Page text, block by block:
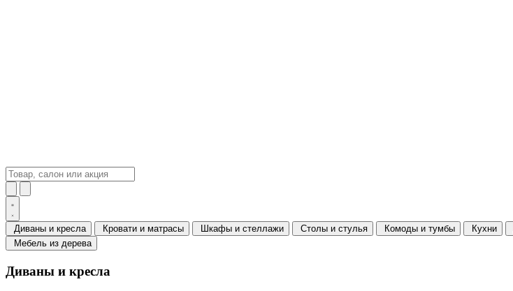
Диваны и кресла Кровати и матрасы Шкафы и стеллажи Столы и стулья Комоды и тумбы Кухни
Мебель из дерева
Диваны и кресла